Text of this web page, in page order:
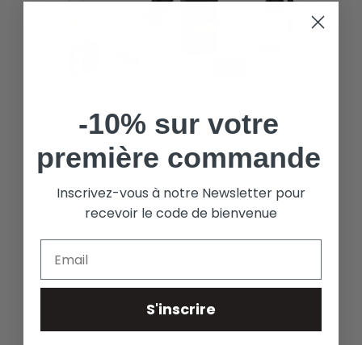
VOUS AIMEREZ AUSSI
RELATED PRODUCTS
-10% sur votre
première commande
Inscrivez-vous à notre Newsletter pour
recevoir le code de bienvenue
S'inscrire